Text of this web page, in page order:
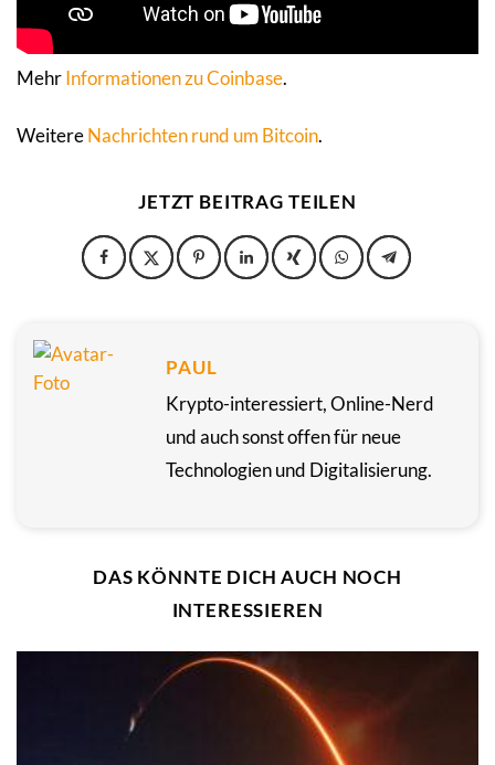
MehrInformationen zu Coinbase.
WeitereNachrichten rund um Bitcoin.
JETZT BEITRAG TEILEN
PAUL
Krypto-interessiert, Online-Nerd
und auch sonst offen für neue
Technologien und Digitalisierung.
DAS KÖNNTE DICH AUCH NOCH
INTERESSIEREN